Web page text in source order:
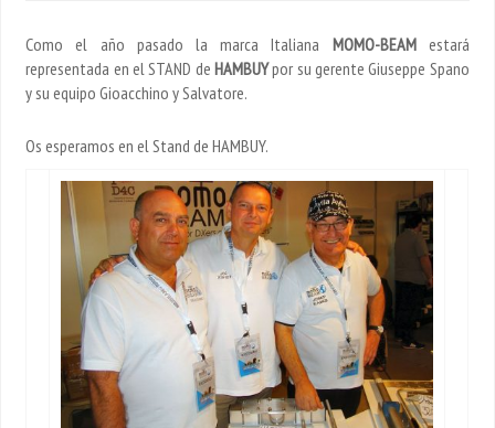
Como el año pasado la marca Italiana MOMO-BEAMestará
representada en el STAND de HAMBUYpor su gerente Giuseppe Spano
y su equipo Gioacchino y Salvatore.
Os esperamos en el Stand de HAMBUY.